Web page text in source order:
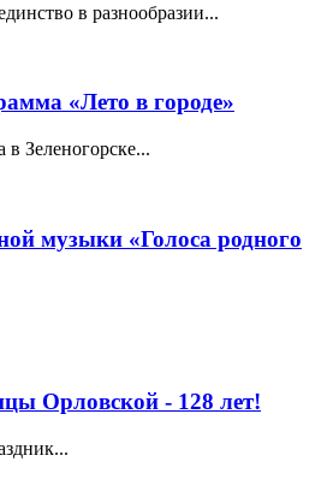
в разнообразии...
«Лето в городе»
Зеленогорске...
музыки «Голоса родного
Орловской - 128 лет!